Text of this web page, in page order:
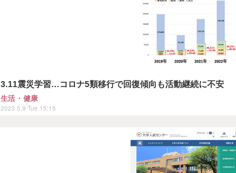
3.11震災学習…コロナ5類移行で回復傾向も活動継続に不安
生活・健康
2023.5.9 Tue 15:15